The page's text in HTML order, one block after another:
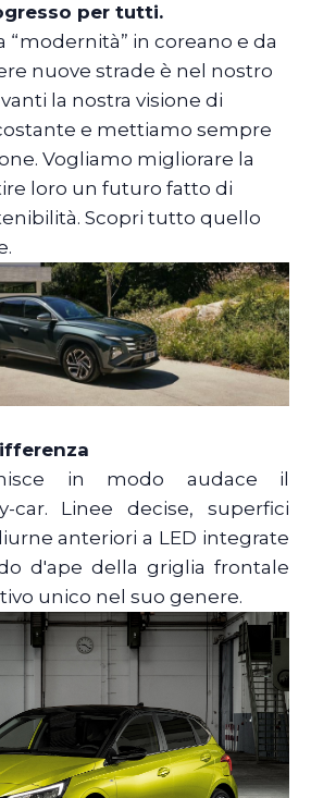
per tutti.
“modernità” in coreano e da
nuove strade è nel nostro
la nostra visione di
e mettiamo sempre
Vogliamo migliorare la
loro un futuro fatto di
Scopri tutto quello
in modo audace il
car. Linee decise, superfici
anteriori a LED integrate
d'ape della griglia frontale
unico nel suo genere.